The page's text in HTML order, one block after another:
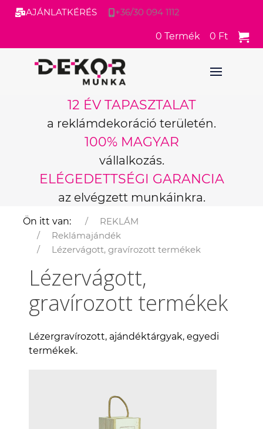
AJÁNLATKÉRÉS +36/30 094 1112
0 Termék 0 Ft
12 ÉV TAPASZTALAT
a reklámdekoráció területén.
100% MAGYAR
vállalkozás.
ELÉGEDETTSÉGI GARANCIA
az elvégzett munkáinkra.
Ön itt van:
REKLÁM
Reklámajándék
Lézervágott, gravírozott termékek
Lézervágott,
gravírozott termékek
Lézergravírozott, ajándéktárgyak, egyedi
termékek.